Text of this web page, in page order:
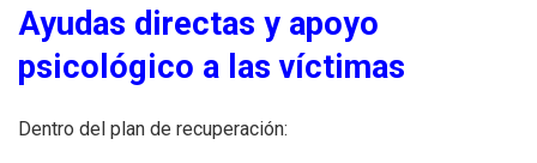
Ayudas directas y apoyo
psicológico a las víctimas
Dentro del plan de recuperación: